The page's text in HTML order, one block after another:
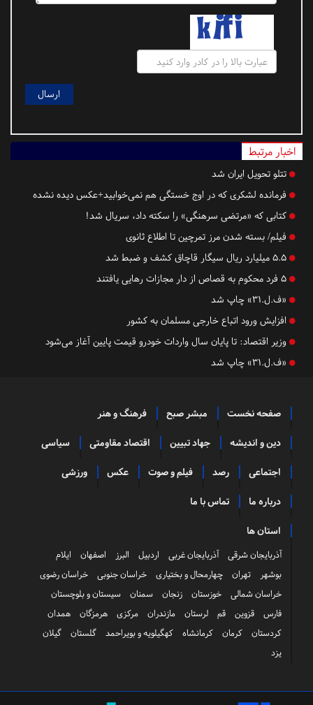
اخبار مرتبط
تتلو تحویل ایران شد
فرمانده‌ لشکری که در اوج خستگی هم نمی‌خوابید+عکس دیده نشده
کتابی که «مرتضی سرهنگی» را سکته داد، سریال شد!
فیلم/ بسته شدن مرز تمرچین تا اطلاع ثانوی
۵.۵ میلیارد ریال سیگار قاچاق کشف و ضبط شد
۵ فرد محکوم به قصاص از دار مجازات رهایی یافتند
«ف.ل.۳۱» چاپ شد
افزایش ورود اتباع خارجی مسلمان به کشور
وزیر اقتصاد: تا پایان سال واردات خودرو قیمت پایین آغاز می‌شود
«ف.ل.۳۱» چاپ شد
صفحه نخست مبشر صبح فرهنگ و هنر
دین و اندیشه جهاد تبیین اقتصاد مقاومتی سیاسی
اجتماعی رصد فیلم و صوت عکس ورزشی
درباره ما تماس با ما
استان ها
آذربایجان شرقی آذربایجان غربی اردبیل البرز اصفهان
ایلام
بوشهر
تهران چهارمحال و بختیاری خراسان جنوبی
خراسان رضوی
خراسان شمالی
خوزستان زنجان سمنان
سیستان و بلوچستان
فارس
قزوین قم لرستان مازندران مرکزی هرمزگان
همدان
کردستان
کرمان کرمانشاه کهگیلویه و بویراحمد گلستان
گیلان
یزد